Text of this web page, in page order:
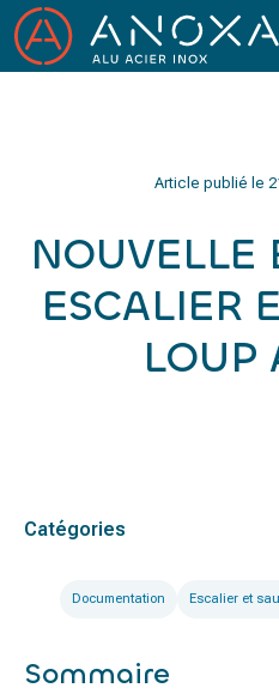
FERMETURE ESTIVALE DU
Article publié le
NOUVELLE
ESCALIER
LOUP
Catégories
Documentation Escalier et
Sommaire